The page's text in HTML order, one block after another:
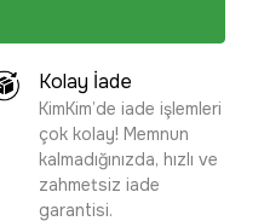
Kolay İade
KimKim’de iade işlemleri
çok kolay! Memnun
kalmadığınızda, hızlı ve
zahmetsiz iade
garantisi.